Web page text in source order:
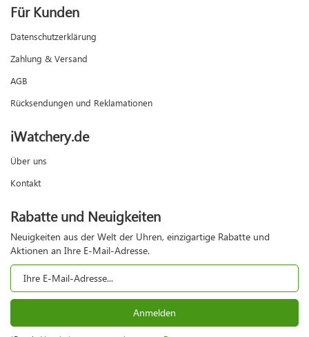
Für Kunden
Datenschutzerklärung
Zahlung & Versand
AGB
Rücksendungen und Reklamationen
iWatchery.de
Über uns
Kontakt
Rabatte und Neuigkeiten
Neuigkeiten aus der Welt der Uhren, einzigartige Rabatte und
Aktionen an Ihre E-Mail-Adresse.
Anmelden